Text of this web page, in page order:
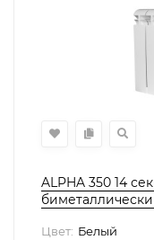
ALPHA 350 14
Цвет: Белый